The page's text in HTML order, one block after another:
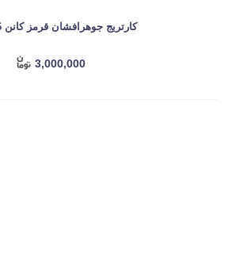
کارتریج جوهرافشان قرمز کانن CLI-426
3,000,000